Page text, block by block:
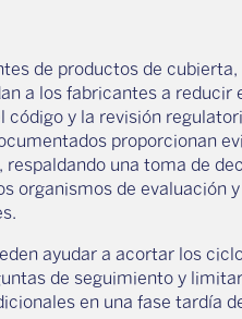
de productos de cubierta,
a los fabricantes a reducir
código y la revisión
proporcionan
una toma de
organismos de evaluación
ayudar a acortar los
de seguimiento y
en una fase tardía